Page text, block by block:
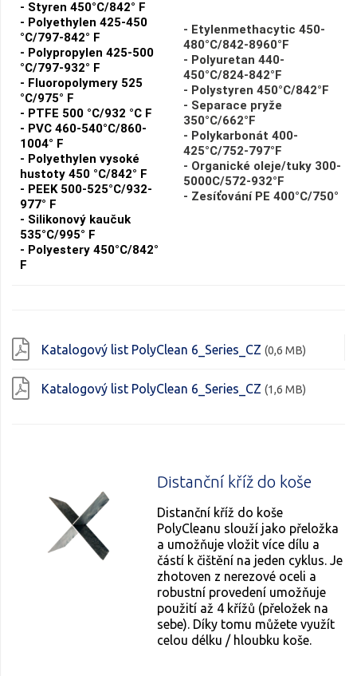
- Styren 450°C/842° F
- Polyethylen 425-450
°C/797-842° F
- Polypropylen 425-500
°C/797-932° F
- Fluoropolymery 525
°C/975° F
- PTFE 500 °C/932 °C F
- PVC 460-540°C/860-
1004° F
- Polyethylen vysoké
hustoty 450 °C/842° F
- PEEK 500-525°C/932-
977° F
- Silikonový kaučuk
535°C/995° F
- Polyestery 450°C/842°
F
- Etylenmethacytic 450-
480°C/842-8960°F
- Polyuretan 440-
450°C/824-842°F
- Polystyren 450°C/842°F
- Separace pryže
350°C/662°F
- Polykarbonát 400-
425°C/752-797°F
- Organické oleje/tuky 300-
5000C/572-932°F
- Zesíťování PE 400°C/750°
Katalogový list PolyClean 6_Series_CZ (0,6 MB)
Katalogový list PolyClean 6_Series_CZ (1,6 MB)
Distanční kříž do koše
Distanční kříž do koše
PolyCleanu slouží jako přeložka
a umožňuje vložit více dílu a
částí k čištění na jeden cyklus. Je
zhotoven z nerezové oceli a
robustní provedení umožňuje
použití až 4 křížů (přeložek na
sebe). Díky tomu můžete využít
celou délku / hloubku koše.